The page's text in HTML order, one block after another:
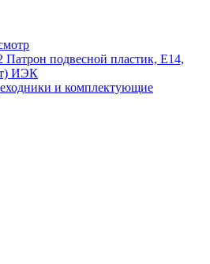
подвесной пластик, Е14,
ИЭК
и комплектующие